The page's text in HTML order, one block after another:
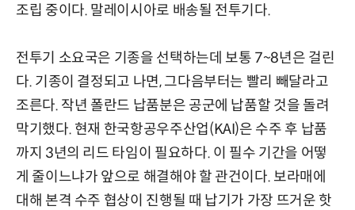
조립 중이다. 말레이시아로 배송될 전투기다.
전투기 소요국은 기종을 선택하는데 보통 7~8년은 걸린
다. 기종이 결정되고 나면, 그다음부터는 빨리 빼달라고
조른다. 작년 폴란드 납품분은 공군에 납품할 것을 돌려
막기했다. 현재 한국항공우주산업(KAI)은 수주 후 납품
까지 3년의 리드 타임이 필요하다. 이 필수 기간을 어떻
게 줄이느냐가 앞으로 해결해야 할 관건이다. 보라매에
대해 본격 수주 협상이 진행될 때 납기가 가장 뜨거운 핫